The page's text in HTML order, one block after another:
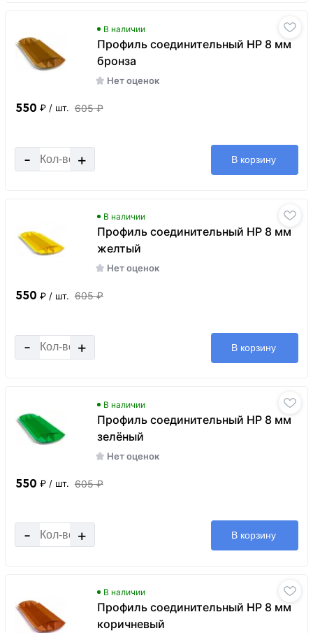
В наличии
Профиль соединительный HP 8 мм
бронза
Нет оценок
550 ₽ / шт. 605 ₽
- + В корзину
В наличии
Профиль соединительный HP 8 мм
желтый
Нет оценок
550 ₽ / шт. 605 ₽
- + В корзину
В наличии
Профиль соединительный HP 8 мм
зелёный
Нет оценок
550 ₽ / шт. 605 ₽
- + В корзину
В наличии
Профиль соединительный HP 8 мм
коричневый